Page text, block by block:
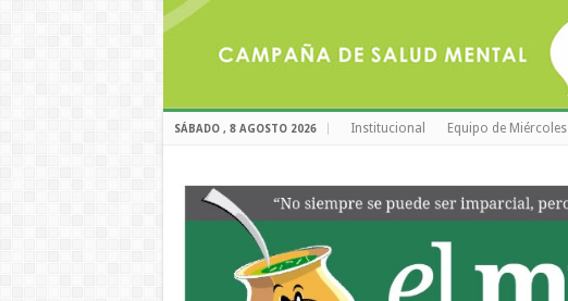
SÁBADO , 8 AGOSTO 2026 Institucional Equipo de Miércoles